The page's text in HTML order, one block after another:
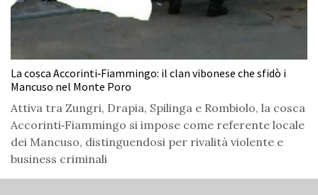
La cosca Accorinti‑Fiammingo: il clan vibonese che sfidò i
Mancuso nel Monte Poro
Attiva tra Zungri, Drapia, Spilinga e Rombiolo, la cosca
Accorinti‑Fiammingo si impose come referente locale
dei Mancuso, distinguendosi per rivalità violente e
business criminali